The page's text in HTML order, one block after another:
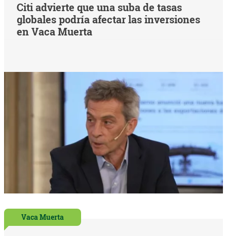
Citi advierte que una suba de tasas
globales podría afectar las inversiones
en Vaca Muerta
Vaca Muerta